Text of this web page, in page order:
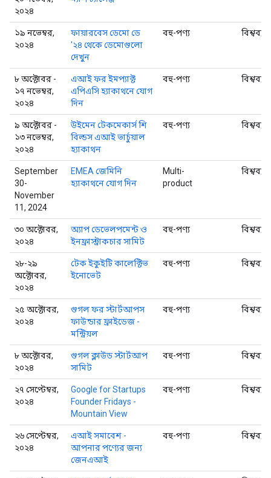
২০২৪
১৯ নভেম্বর,
২০২৪
ফায়ারবেস ডেমো ডে
'২৪ থেকে ডেমোগুলো
দেখুন
বহু-পণ্য
৮ অক্টোবর -
১৭ নভেম্বর,
২০২৪
এআই ফর ইমপ্যাক্ট
এপিএসি হ্যাকাথনে যোগ
দিন
বহু-পণ্য
৯ অক্টোবর -
১৩ নভেম্বর,
২০২৪
উইমেন টেকমেকার্স শি
বিল্ডস এআই ভার্চুয়াল
হ্যাকাথন
বহু-পণ্য
September
30-
November
11, 2024
EMEA জেমিনি
হ্যাকাথনে যোগ দিন
Multi-
product
৩০ অক্টোবর,
২০২৪
অ্যাপ ডেভেলপমেন্ট ও
ইনফ্রাস্ট্রাকচার সামিট
বহু-পণ্য
২৮-২৯
অক্টোবর,
২০২৪
টেক ইকুইটি কালেক্টিভ
ইনোভেট
বহু-পণ্য
২৫ অক্টোবর,
২০২৪
গুগল ফর স্টার্টআপস
ফাউন্ডার ফ্রাইডেজ -
মন্ট্রিয়ল
বহু-পণ্য
৮ অক্টোবর,
২০২৪
গুগল ক্লাউড স্টার্টআপ
সামিট
বহু-পণ্য
২৭ সেপ্টেম্বর,
২০২৪
Google for Startups
Founder Fridays -
Mountain View
বহু-পণ্য
২৬ সেপ্টেম্বর,
২০২৪
এআই সমাবেশ -
আপনার পণ্যের জন্য
জেনএআই
বহু-পণ্য